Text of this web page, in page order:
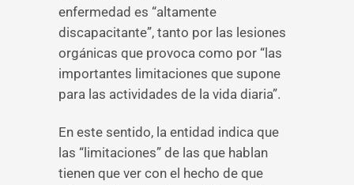
enfermedad es “altamente
discapacitante”, tanto por las lesiones
orgánicas que provoca como por “las
importantes limitaciones que supone
para las actividades de la vida diaria”.
En este sentido, la entidad indica que
las “limitaciones” de las que hablan
tienen que ver con el hecho de que